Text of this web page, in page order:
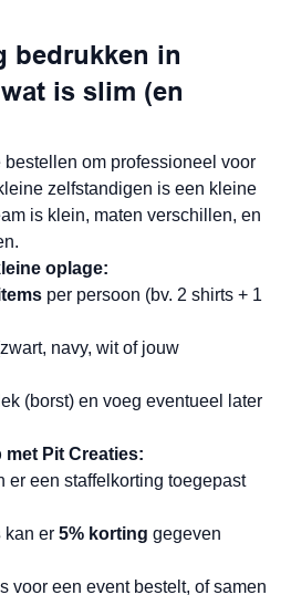
bedrukken in
is slim (en
bestellen om professioneel voor
zelfstandigen is een kleine
is klein, maten verschillen, en
oplage:
per persoon (bv. 2 shirts + 1
navy, wit of jouw
(borst) en voeg eventueel later
Pit Creaties:
er een staffelkorting toegepast
kan er 5% korting gegeven
voor een event bestelt, of samen